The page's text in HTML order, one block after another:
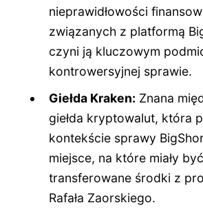
nieprawidłowości
związanych z platformą
czyni ją kluczowym
kontrowersyjnej sprawie.
Giełda Kraken: Znana
giełda kryptowalut, która
kontekście sprawy
miejsce, na które miały być
transferowane środki z
Rafała Zaorskiego.